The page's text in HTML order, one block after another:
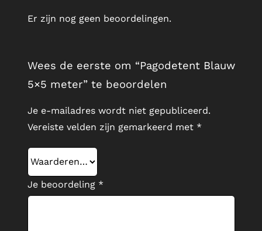
Er zijn nog geen beoordelingen.
Wees de eerste om “Pagodetent Blauw
5×5 meter” te beoordelen
Je e-mailadres wordt niet gepubliceerd.
Vereiste velden zijn gemarkeerd met *
Je beoordeling *